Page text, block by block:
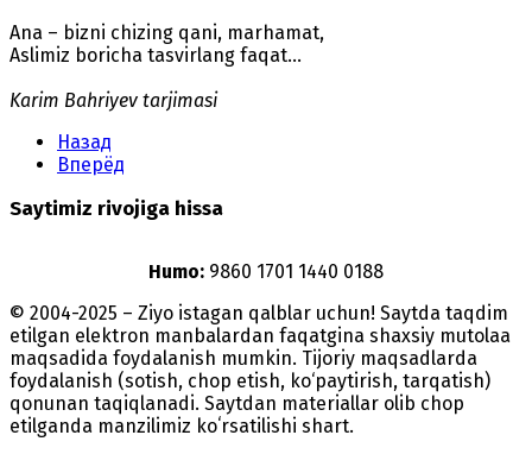
Ana – bizni chizing qani, marhamat,
Aslimiz boricha tasvirlang faqat…
Karim Bahriyev tarjimasi
Назад
Вперёд
Saytimiz rivojiga hissa
Humo: 9860 1701 1440 0188
© 2004-2025 – Ziyo istagan qalblar uchun! Saytda taqdim
etilgan elektron manbalardan faqatgina shaxsiy mutolaa
maqsadida foydalanish mumkin. Tijoriy maqsadlarda
foydalanish (sotish, chop etish, ko‘paytirish, tarqatish)
qonunan taqiqlanadi. Saytdan materiallar olib chop
etilganda manzilimiz koʻrsatilishi shart.